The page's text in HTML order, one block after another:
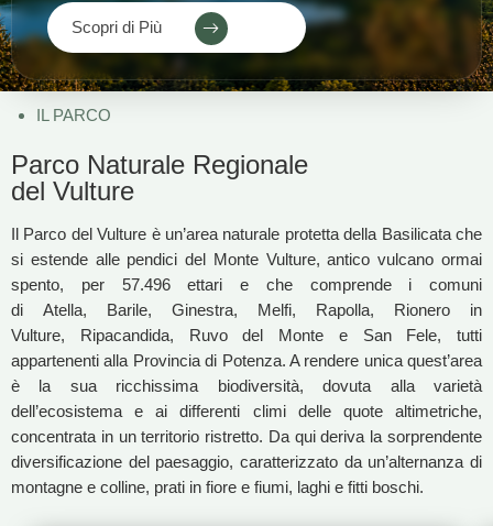
Scopri di Più
IL PARCO
Parco Naturale Regionale
del Vulture
Il Parco del Vulture è un’area naturale protetta della Basilicata che
si estende alle pendici del Monte Vulture, antico vulcano ormai
spento, per 57.496 ettari e che comprende i comuni
di Atella, Barile, Ginestra, Melfi, Rapolla, Rionero in
Vulture, Ripacandida, Ruvo del Monte e San Fele, tutti
appartenenti alla Provincia di Potenza. A rendere unica quest’area
è la sua ricchissima biodiversità, dovuta alla varietà
dell’ecosistema e ai differenti climi delle quote altimetriche,
concentrata in un territorio ristretto. Da qui deriva la sorprendente
diversificazione del paesaggio, caratterizzato da un’alternanza di
montagne e colline, prati in fiore e fiumi, laghi e fitti boschi.